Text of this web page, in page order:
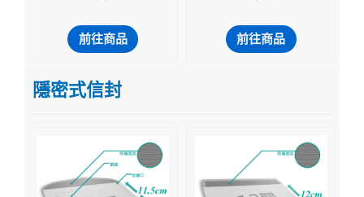
前往商品 前往商品
隱密式信封